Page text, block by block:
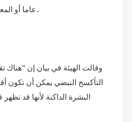
عاما أو المعرضون للخطر سريريا.
وقالت الهيئة في بيان إن "هناك
التأكسج النبضي يمكن أن تكون
البشرة الداكنة لأنها قد